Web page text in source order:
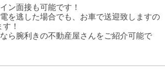
ン面接も可能です！
を逃した場合でも、お車で送迎致しますの
！
ら腕利きの不動産屋さんをご紹介可能で